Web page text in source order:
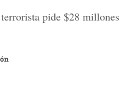
pide $28 millones